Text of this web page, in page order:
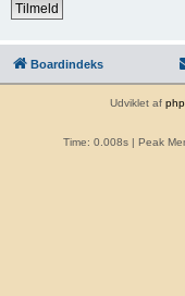
Tilmeld
Boardindeks
Udviklet af
Time: 0.008s| Peak